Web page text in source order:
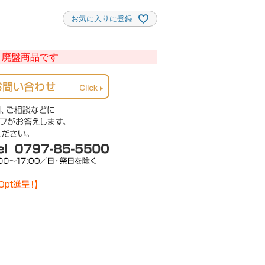
お気に入りに登録
廃盤商品です